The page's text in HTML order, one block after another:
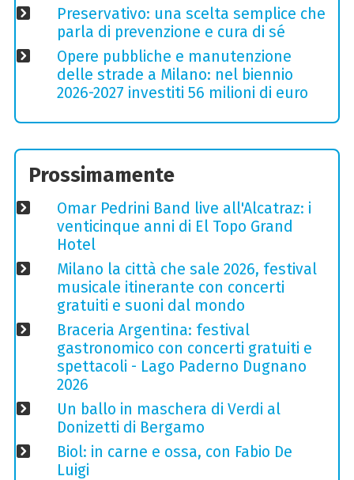
Preservativo: una scelta semplice che
parla di prevenzione e cura di sé
Opere pubbliche e manutenzione
delle strade a Milano: nel biennio
2026-2027 investiti 56 milioni di euro
Prossimamente
Omar Pedrini Band live all'Alcatraz: i
venticinque anni di El Topo Grand
Hotel
Milano la città che sale 2026, festival
musicale itinerante con concerti
gratuiti e suoni dal mondo
Braceria Argentina: festival
gastronomico con concerti gratuiti e
spettacoli - Lago Paderno Dugnano
2026
Un ballo in maschera di Verdi al
Donizetti di Bergamo
Biol: in carne e ossa, con Fabio De
Luigi